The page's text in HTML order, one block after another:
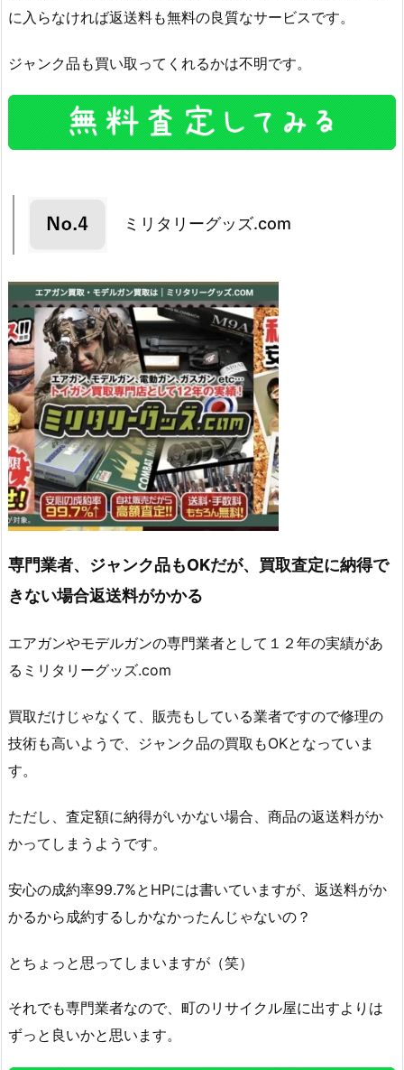
に入らなければ返送料も無料の良質なサービスです。
ジャンク品も買い取ってくれるかは不明です。
ミリタリーグッズ.com
専門業者、ジャンク品もOKだが、買取査定に納得で
きない場合返送料がかかる
エアガンやモデルガンの専門業者として１２年の実績があ
るミリタリーグッズ.com
買取だけじゃなくて、販売もしている業者ですので修理の
技術も高いようで、ジャンク品の買取もOKとなっていま
す。
ただし、査定額に納得がいかない場合、商品の返送料がか
かってしまうようです。
安心の成約率99.7%とHPには書いていますが、返送料がか
かるから成約するしかなかったんじゃないの？
とちょっと思ってしまいますが（笑）
それでも専門業者なので、町のリサイクル屋に出すよりは
ずっと良いかと思います。